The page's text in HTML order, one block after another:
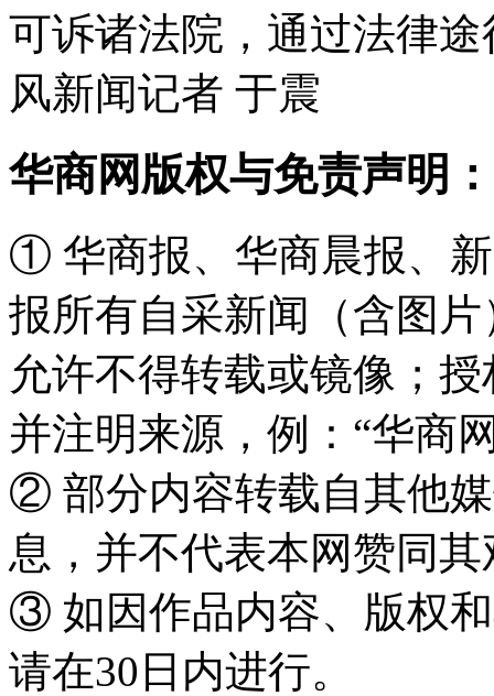
可诉诸法院，通过法律
风新闻记者 于震
华商网版权与免责声明：
① 华商报、华商晨报、
报所有自采新闻（含图
允许不得转载或镜像；
并注明来源，例：“华商
② 部分内容转载自其他
息，并不代表本网赞同
③ 如因作品内容、版权
请在30日内进行。